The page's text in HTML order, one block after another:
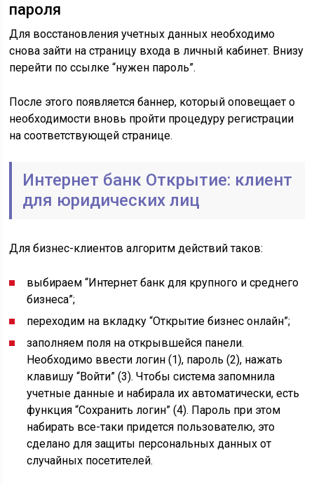
пароля
Для восстановления учетных данных необходимо
снова зайти на страницу входа в личный кабинет. Внизу
перейти по ссылке “нужен пароль”.
После этого появляется баннер, который оповещает о
необходимости вновь пройти процедуру регистрации
на соответствующей странице.
Интернет банк Открытие: клиент
для юридических лиц
Для бизнес-клиентов алгоритм действий таков:
выбираем “Интернет банк для крупного и среднего
бизнеса”;
переходим на вкладку “Открытие бизнес онлайн”;
заполняем поля на открывшейся панели.
Необходимо ввести логин (1), пароль (2), нажать
клавишу “Войти” (3). Чтобы система запомнила
учетные данные и набирала их автоматически, есть
функция “Сохранить логин” (4). Пароль при этом
набирать все-таки придется пользователю, это
сделано для защиты персональных данных от
случайных посетителей.